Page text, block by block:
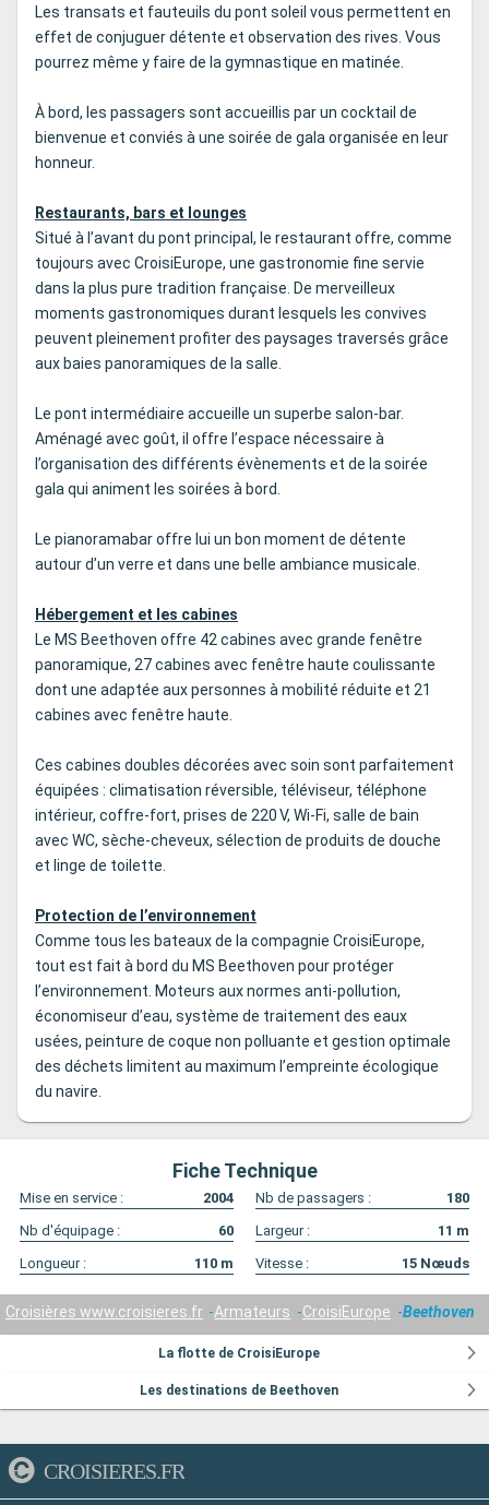
Les transats et fauteuils du pont soleil vous permettent en
effet de conjuguer détente et observation des rives. Vous
pourrez même y faire de la gymnastique en matinée.
À bord, les passagers sont accueillis par un cocktail de
bienvenue et conviés à une soirée de gala organisée en leur
honneur.
Restaurants, bars et lounges
Situé à l’avant du pont principal, le restaurant offre, comme
toujours avec CroisiEurope, une gastronomie fine servie
dans la plus pure tradition française. De merveilleux
moments gastronomiques durant lesquels les convives
peuvent pleinement profiter des paysages traversés grâce
aux baies panoramiques de la salle.
Le pont intermédiaire accueille un superbe salon-bar.
Aménagé avec goût, il offre l’espace nécessaire à
l’organisation des différents évènements et de la soirée
gala qui animent les soirées à bord.
Le pianoramabar offre lui un bon moment de détente
autour d’un verre et dans une belle ambiance musicale.
Hébergement et les cabines
Le MS Beethoven offre 42 cabines avec grande fenêtre
panoramique, 27 cabines avec fenêtre haute coulissante
dont une adaptée aux personnes à mobilité réduite et 21
cabines avec fenêtre haute.
Ces cabines doubles décorées avec soin sont parfaitement
équipées : climatisation réversible, téléviseur, téléphone
intérieur, coffre-fort, prises de 220 V, Wi-Fi, salle de bain
avec WC, sèche-cheveux, sélection de produits de douche
et linge de toilette.
Protection de l’environnement
Comme tous les bateaux de la compagnie CroisiEurope,
tout est fait à bord du MS Beethoven pour protéger
l’environnement. Moteurs aux normes anti-pollution,
économiseur d’eau, système de traitement des eaux
usées, peinture de coque non polluante et gestion optimale
des déchets limitent au maximum l’empreinte écologique
du navire.
Fiche Technique
Mise en service : 2004 Nb de passagers :
180
Nb d'équipage :
60 Largeur : 11 m
Longueur :
110 m Vitesse : 15 Nœuds
Croisières www.croisieres.fr Armateurs CroisiEurope Beethoven
La flotte de CroisiEurope
Les destinations de Beethoven
CROISIERES.FR